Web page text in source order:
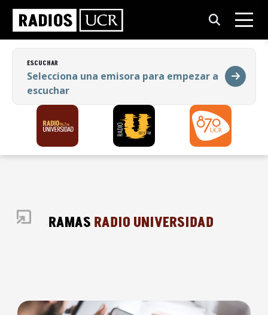
ESCUCHAR
Selecciona una emisora para empezar a
escuchar
ESCUCHAR
Selecciona una emisora para empezar a
escuchar
PROGRAMAS RADIO UNIVERSIDAD